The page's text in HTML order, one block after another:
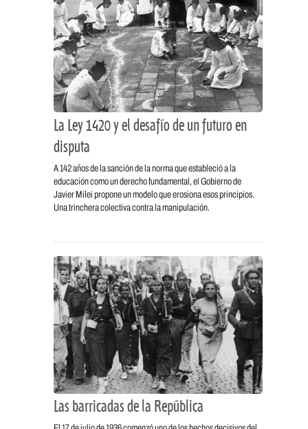
La Ley 1420 y el desafío de un futuro en
disputa
A 142 años de la sanción de la norma que estableció a la
educación como un derecho fundamental, el Gobierno de
Javier Milei propone un modelo que erosiona esos principios.
Una trinchera colectiva contra la manipulación.
Las barricadas de la República